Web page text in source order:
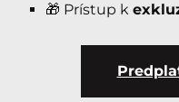
🎁 Prístup k